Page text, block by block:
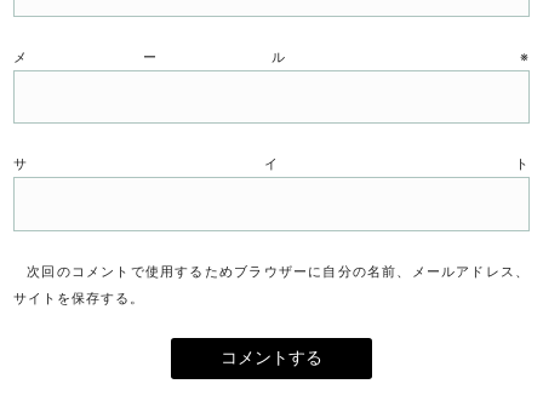
メール ※
サイト
次回のコメントで使用するためブラウザーに自分の名前、メールアドレス、
サイトを保存する。